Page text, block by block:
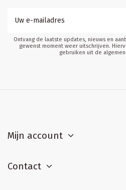
Ontvang de laatste updates, nieuws en
gewenst moment weer uitschrijven.
gebruiken uit de
Mijn account
Contact